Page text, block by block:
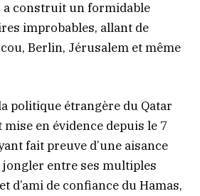
a construit un formidable
improbables, allant de
Berlin, Jérusalem et même
politique étrangère du Qatar
en évidence depuis le 7
fait preuve d’une aisance
entre ses multiples
d’ami de confiance du Hamas,